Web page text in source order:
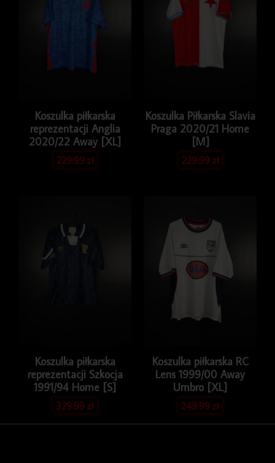
Koszulka piłkarska
reprezentacji Anglia
2020/22 Away [XL]
229.99zł
Koszulka Piłkarska Slavia
Praga 2020/21 Home
[M]
229.99zł
Koszulka piłkarska
reprezentacji Szkocja
1991/94 Home [S]
329.99zł
Koszulka piłkarska RC
Lens 1999/00 Away
Umbro [XL]
249.99zł